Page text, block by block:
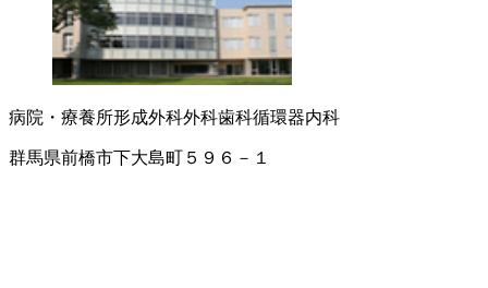
病院・療養所形成外科外科歯科循環器内科
群馬県前橋市下大島町５９６－１